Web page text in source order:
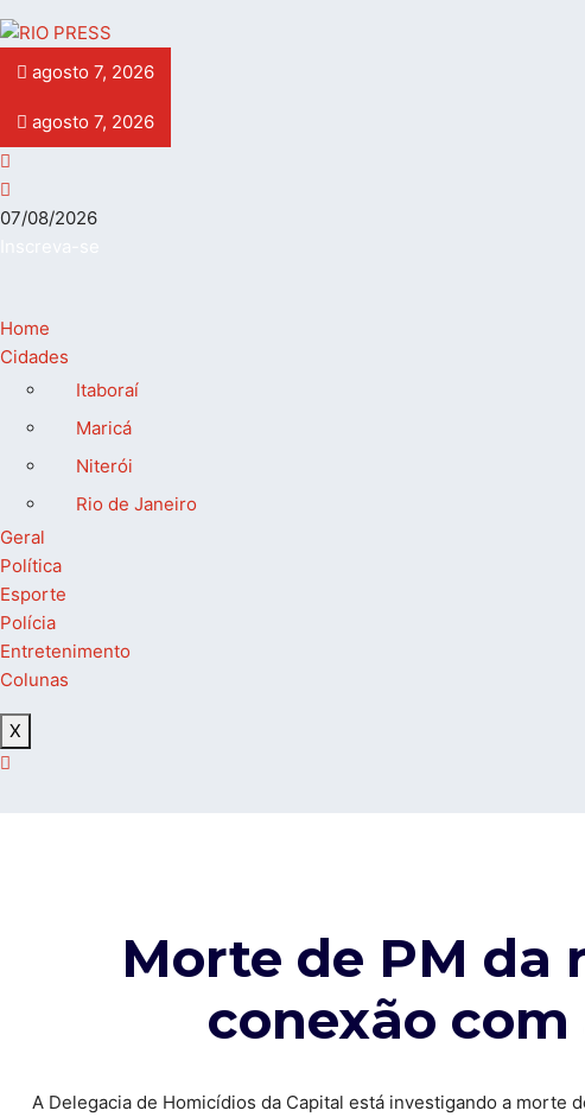
agosto 7, 2026
agosto 7, 2026
07/08/2026
Home
Cidades
Itaboraí
Maricá
Niterói
Rio de Janeiro
Geral
Política
Esporte
Polícia
Entretenimento
Colunas
X
Morte de PM da
conexão
A Delegacia de Homicídios da Capital está investigando a morte